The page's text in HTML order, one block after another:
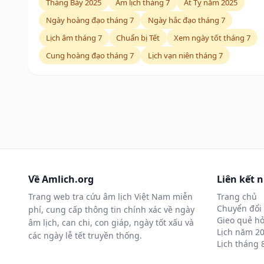
Ngày hoàng đạo tháng 7
Ngày hắc đạo tháng 7
Lịch âm tháng 7
Chuẩn bị Tết
Xem ngày tốt tháng 7
Cung hoàng đạo tháng 7
Lịch vạn niên tháng 7
Về Amlich.org
Trang web tra cứu âm lịch Việt Nam miễn
phí, cung cấp thông tin chính xác về ngày
âm lịch, can chi, con giáp, ngày tốt xấu và
các ngày lễ tết truyền thống.
Liên kết
Trang chủ
Chuyển
Gieo quẻ
Lịch năm
Lịch tháng